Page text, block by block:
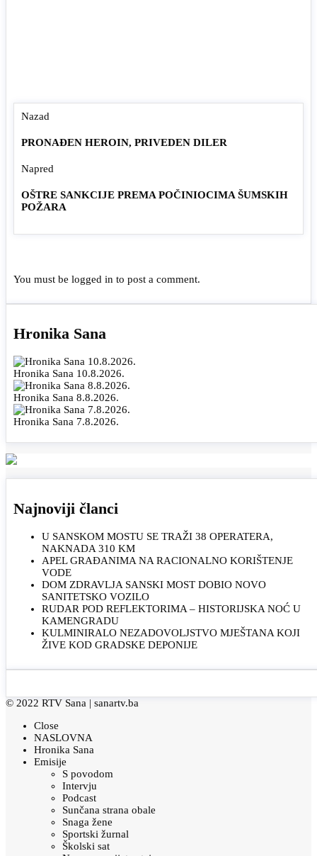
Nazad
PRONAĐEN HEROIN, PRIVEDEN DILER
Napred
OŠTRE SANKCIJE PREMA POČINIOCIMA ŠUMSKIH
POŽARA
You must be logged in to post a comment.
Hronika Sana
Hronika Sana 10.8.2026.
Hronika Sana 8.8.2026.
Hronika Sana 7.8.2026.
Najnoviji članci
U SANSKOM MOSTU SE TRAŽI 38 OPERATERA,
NAKNADA 310 KM
APEL GRAĐANIMA NA RACIONALNO KORIŠTENJE
VODE
DOM ZDRAVLJA SANSKI MOST DOBIO NOVO
SANITETSKO VOZILO
RUDAR POD REFLEKTORIMA – HISTORIJSKA NOĆ U
KAMENGRADU
KULMINIRALO NEZADOVOLJSTVO MJEŠTANA KOJI
ŽIVE KOD GRADSKE DEPONIJE
© 2022 RTV Sana | sanartv.ba
Close
NASLOVNA
Hronika Sana
Emisije
S povodom
Intervju
Podcast
Sunčana strana obale
Snaga žene
Sportski žurnal
Školski sat